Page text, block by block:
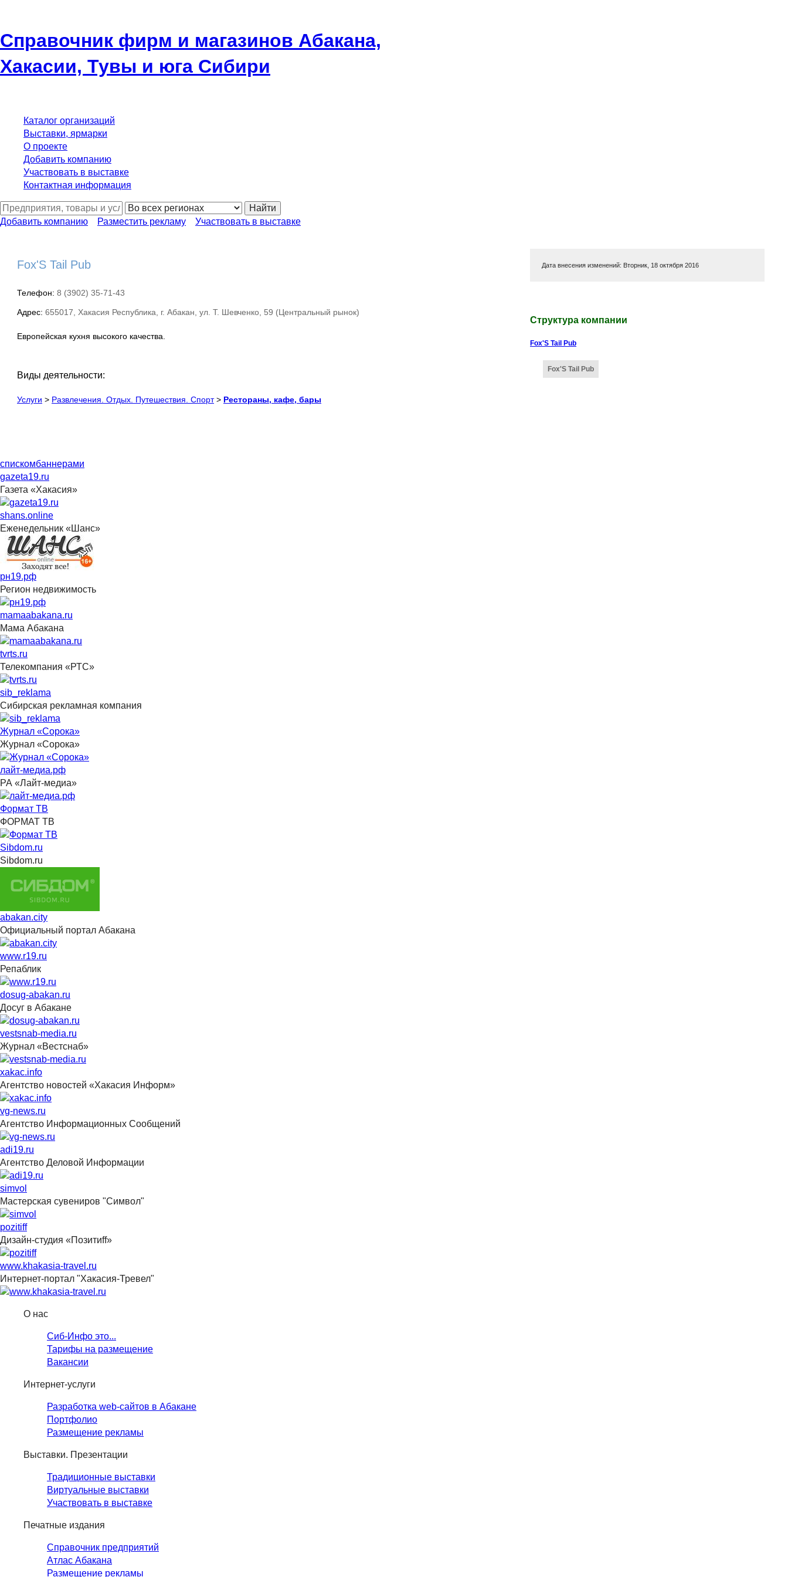
Справочник фирм и магазинов Абакана,
Хакасии, Тувы и юга Сибири
Каталог организаций
Выставки, ярмарки
О проекте
Добавить компанию
Участвовать в выставке
Контактная информация
Найти
Добавить компанию
Разместить рекламу Участвовать в выставке
Дата внесения изменений: Вторник, 18 октября 2016
Структура компании
Fox'S Tail Pub
Fox'S Tail Pub
Fox'S Tail Pub
Телефон: 8 (3902) 35-71-43
Адрес: 655017, Хакасия Республика, г. Абакан, ул. Т. Шевченко, 59 (Центральный рынок)
Европейская кухня высокого качества.
Виды деятельности:
Услуги > Развлечения. Отдых. Путешествия. Спорт> Рестораны, кафе, бары
спискомбаннерами
gazeta19.ru
Газета «Хакасия»
shans.online
Еженедельник «Шанс»
рн19.рф
Регион недвижимость
mamaabakana.ru
Мама Абакана
tvrts.ru
Телекомпания «РТС»
sib_reklama
Сибирская рекламная компания
Журнал «Сорока»
Журнал «Сорока»
лайт-медиа.рф
РА «Лайт-медиа»
Формат ТВ
ФОРМАТ ТВ
Sibdom.ru
Sibdom.ru
abakan.city
Официальный портал Абакана
www.r19.ru
Репаблик
dosug-abakan.ru
Досуг в Абакане
vestsnab-media.ru
Журнал «Вестснаб»
xakac.info
Агентство новостей «Хакасия Информ»
vg-news.ru
Агентство Информационных Сообщений
adi19.ru
Агентство Деловой Информации
simvol
Мастерская сувениров "Символ"
pozitiff
Дизайн-студия «Позитиff»
www.khakasia-travel.ru
Интернет-портал "Хакасия-Тревел"
О нас
Сиб-Инфо это...
Тарифы на размещение
Вакансии
Интернет-услуги
Разработка web-сайтов в Абакане
Портфолио
Размещение рекламы
Выставки. Презентации
Традиционные выставки
Виртуальные выставки
Участвовать в выставке
Печатные издания
Справочник предприятий
Атлас Абакана
Размещение рекламы